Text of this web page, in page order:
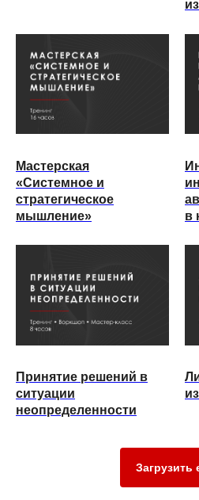
Mystral (Le Chat) https://
управленцев и
Корпоративная
«Экономика
Бережливое
Корпоративная
«Цифровые навыки в
компании»
Аудит компетенций
сфере ИИ
Мастерская
«Системное и
стратегическое
мышление»
в
Принятие решений в
ситуации
неопределенности
Загрузить